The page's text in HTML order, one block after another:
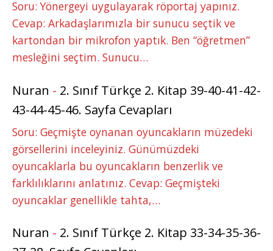
Soru: Yönergeyi uygulayarak röportaj yapınız.
Cevap: Arkadaşlarımızla bir sunucu seçtik ve
kartondan bir mikrofon yaptık. Ben “öğretmen”
mesleğini seçtim. Sunucu…
Nuran - 2. Sınıf Türkçe 2. Kitap 39-40-41-42-
43-44-45-46. Sayfa Cevapları
Soru: Geçmişte oynanan oyuncakların müzedeki
görsellerini inceleyiniz. Günümüzdeki
oyuncaklarla bu oyuncakların benzerlik ve
farklılıklarını anlatınız. Cevap: Geçmişteki
oyuncaklar genellikle tahta,…
Nuran - 2. Sınıf Türkçe 2. Kitap 33-34-35-36-